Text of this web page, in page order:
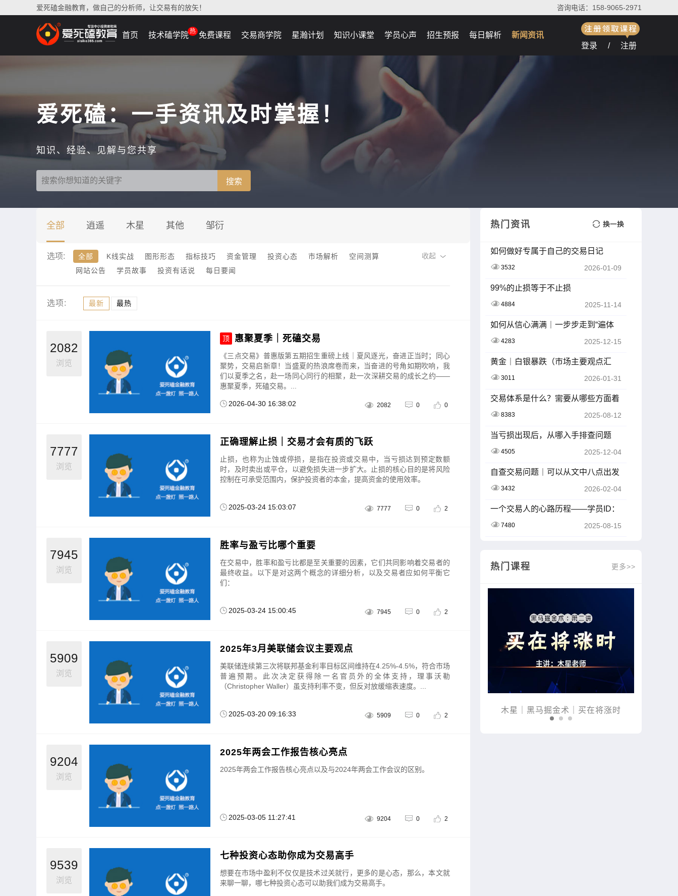
爱死磕金融教育，做自己的分析师，让交易有的放矢！ 咨询电话：158-9065-2971
首页 技术磕学院热 免费课程 交易商学院 星瀚计划 知识小课堂 学员心声 招生预报 每日解析
新闻资讯
登录
/ 注册
爱死磕：一手资讯及时掌握！
知识、经验、见解与您共享
搜索
全部 逍遥 木星 其他 邹衍
选项: 全部 K线实战 图形形态 指标技巧 资金管理 投资心态 市场解析
空间测算
网站公告
学员故事 投资有话说 每日要闻
收起
选项: 最新 最热
2082
浏览
顶 惠聚夏季｜死磕交易
《三点交易》普惠版第五期招生重磅上线｜夏风逐光，奋进正当时；同心
聚势，交易启新章！当盛夏的热浪席卷而来，当奋进的号角如期吹响，我
们以夏季之名，赴一场同心同行的相聚，赴一次深耕交易的成长之约——
惠聚夏季，死磕交易。...
2026-04-30 16:38:02 2082 0 0
7777
浏览
正确理解止损｜交易才会有质的飞跃
止损，也称为止蚀或停损，是指在投资或交易中，当亏损达到预定数额
时，及时卖出或平仓，以避免损失进一步扩大。止损的核心目的是将风险
控制在可承受范围内，保护投资者的本金，提高资金的使用效率。
2025-03-24 15:03:07 7777 0 2
7945
浏览
胜率与盈亏比哪个重要
在交易中，胜率和盈亏比都是至关重要的因素，它们共同影响着交易者的
最终收益。以下是对这两个概念的详细分析，以及交易者应如何平衡它
们：
2025-03-24 15:00:45 7945 0 2
5909
浏览
2025年3月美联储会议主要观点
美联储连续第三次将联邦基金利率目标区间维持在4.25%-4.5%，符合市场
普遍预期。此次决定获得除一名官员外的全体支持，理事沃勒
（Christopher Waller）虽支持利率不变，但反对放缓缩表速度。...
2025-03-20 09:16:33 5909 0 2
9204
浏览
2025年两会工作报告核心亮点
2025年两会工作报告核心亮点以及与2024年两会工作会议的区别。
2025-03-05 11:27:41 9204 0 2
9539
浏览
七种投资心态助你成为交易高手
想要在市场中盈利不仅仅是技术过关就行，更多的是心态，那么，本文就
来聊一聊，哪七种投资心态可以助我们成为交易高手。
热门资讯
如何做好专属于自己的交易日记
3532 2026-01-09
99%的止损等于不止损
4884 2025-11-14
如何从信心满满｜一步步走到“遍体
4283 2025-12-15
黄金｜白银暴跌（市场主要观点汇
3011 2026-01-31
交易体系是什么？需要从哪些方面着
8383 2025-08-12
当亏损出现后，从哪入手排查问题
4505 2025-12-04
自查交易问题｜可以从文中八点出发
3432 2026-02-04
一个交易人的心路历程——学员ID：
7480 2025-08-15
热门课程 更多>>
邹衍｜《三点交易》“眼中”的涨跌规律
金麒麟｜黑马掘金术｜战胜心魔利润倍
木星｜黑马掘金术｜买在将涨时